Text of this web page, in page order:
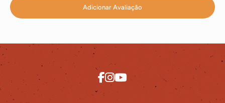
Adicionar Avaliação